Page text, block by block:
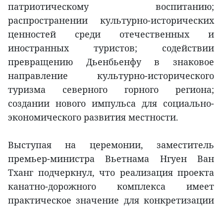
патриотическому воспитанию;
распространении культурно-исторических
ценностей среди отечественных и
иностранных туристов; содействии
превращению Дьенбьенфу в знаковое
направление культурно-исторического
туризма северного горного региона;
создании нового импульса для социально-
экономического развития местности.
Выступая на церемонии, заместитель
премьер-министра Вьетнама Нгуен Ван
Тханг подчеркнул, что реализация проекта
канатно-дорожного комплекса имеет
практическое значение для конкретизации